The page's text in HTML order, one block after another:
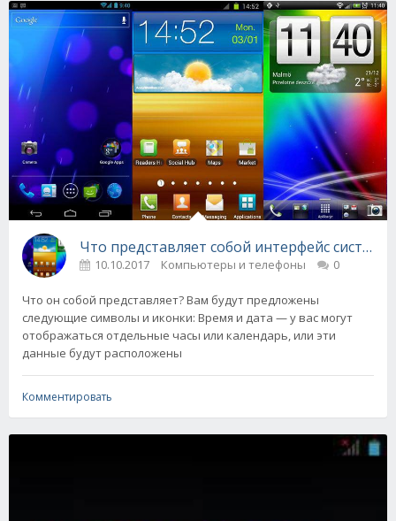
Что представляет собой интерфейс
10.10.2017 Компьютеры и телефоны 0
Что он собой представляет? Вам будут предложены
следующие символы и иконки: Время и дата — у вас могут
отображаться отдельные часы или календарь, или эти
данные будут расположены
Комментировать